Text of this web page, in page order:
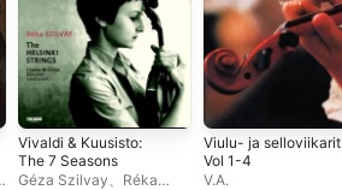
Vivaldi & Kuusisto:
The 7 Seasons
Géza Szilvay、 Réka
Viulu- ja selloviikarit
Vol 1-4
V.A.